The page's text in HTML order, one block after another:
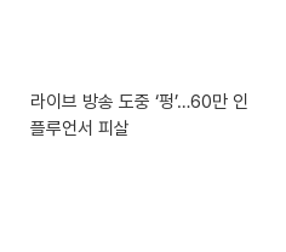
라이브 방송 도중 ‘펑’…60만 인
플루언서 피살